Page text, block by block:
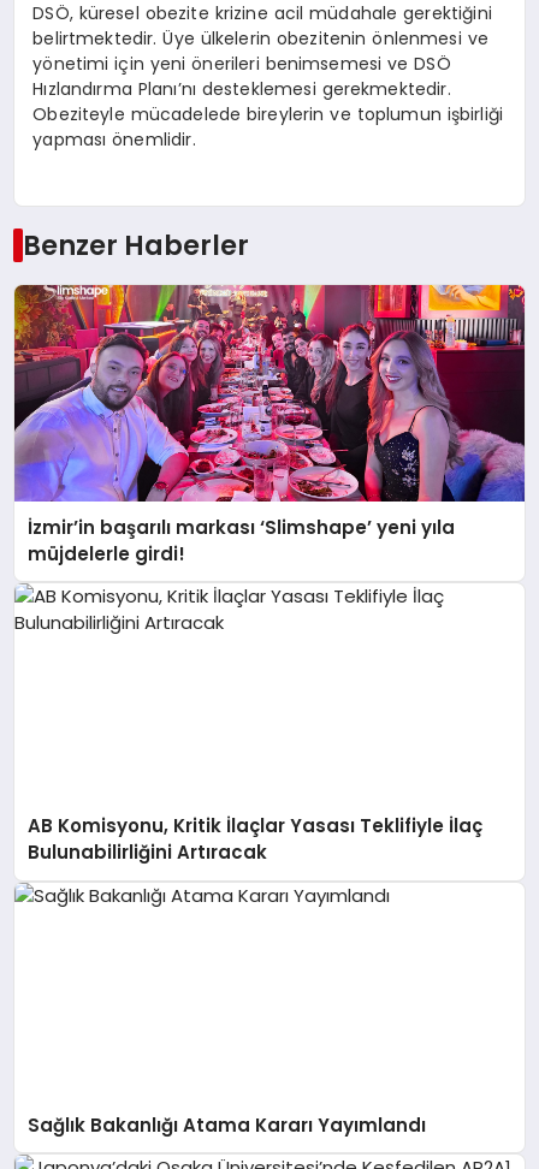
DSÖ, küresel obezite krizine acil müdahale gerektiğini
belirtmektedir. Üye ülkelerin obezitenin önlenmesi ve
yönetimi için yeni önerileri benimsemesi ve DSÖ
Hızlandırma Planı’nı desteklemesi gerekmektedir.
Obeziteyle mücadelede bireylerin ve toplumun işbirliği
yapması önemlidir.
Benzer Haberler
İzmir’in başarılı markası ‘Slimshape’ yeni yıla
müjdelerle girdi!
AB Komisyonu, Kritik İlaçlar Yasası Teklifiyle İlaç
Bulunabilirliğini Artıracak
Sağlık Bakanlığı Atama Kararı Yayımlandı